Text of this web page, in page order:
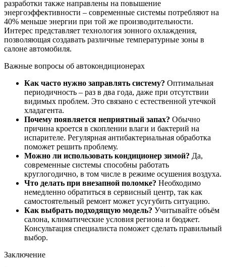
разработки также направлены на повышение
энергоэффективности – современные системы потребляют на
40% меньше энергии при той же производительности.
Интерес представляет технология зонного охлаждения,
позволяющая создавать различные температурные зоны в
салоне автомобиля.
Важные вопросы об автокондиционерах
Как часто нужно заправлять систему? Оптимальная
периодичность – раз в два года, даже при отсутствии
видимых проблем. Это связано с естественной утечкой
хладагента.
Почему появляется неприятный запах? Обычно
причина кроется в скоплении влаги и бактерий на
испарителе. Регулярная антибактериальная обработка
поможет решить проблему.
Можно ли использовать кондиционер зимой? Да,
современные системы способны работать
круглогодично, в том числе в режиме осушения воздуха.
Что делать при внезапной поломке? Необходимо
немедленно обратиться в сервисный центр, так как
самостоятельный ремонт может усугубить ситуацию.
Как выбрать подходящую модель? Учитывайте объём
салона, климатические условия региона и бюджет.
Консультация специалиста поможет сделать правильный
выбор.
Заключение